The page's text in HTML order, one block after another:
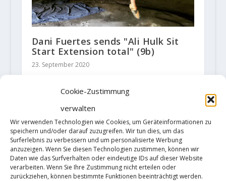
Cookie-Zustimmung
verwalten
Wir verwenden Technologien wie Cookies, um Geräteinformationen zu
speichern und/oder darauf zuzugreifen. Wir tun dies, um das
Surferlebnis zu verbessern und um personalisierte Werbung
anzuzeigen. Wenn Sie diesen Technologien zustimmen, können wir
Daten wie das Surfverhalten oder eindeutige IDs auf dieser Website
verarbeiten. Wenn Sie Ihre Zustimmung nicht erteilen oder
zurückziehen, können bestimmte Funktionen beeinträchtigt werden.
Dani Fuertes sends "Ali Hulk Sit
Start Extension total" (9b)
23. September 2020
HINTERLASSE EINE ANTWORT
Deine E-Mail-Adresse wird nicht
veröffentlicht. Erforderliche Felder
sind mit*markiert